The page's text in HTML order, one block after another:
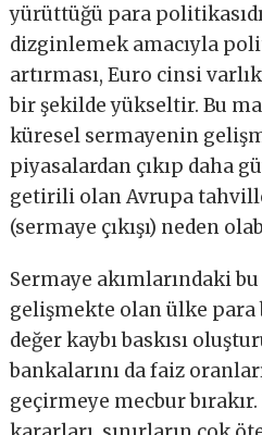
yürüttüğü para
dizginlemek amacıyla
artırması, Euro cinsi
bir şekilde yükseltir. Bu
küresel sermayenin
piyasalardan çıkıp daha
getirili olan Avrupa
(sermaye çıkışı) neden
Sermaye akımlarındaki
gelişmekte olan ülke
değer kaybı baskısı
bankalarını da faiz
geçirmeye mecbur bırakır.